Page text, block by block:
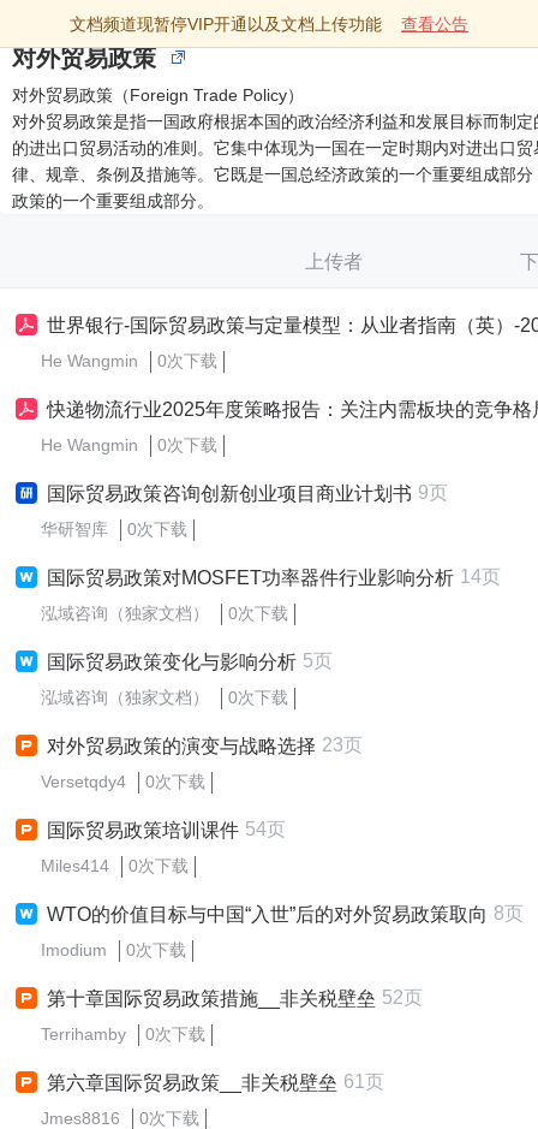
文档频道现暂停VIP开通以及文档上传功能 查看公告
对外贸易政策
对外贸易政策（Foreign Trade Policy）
对外贸易政策是指一国政府根据本国的政治经济利益和发展目标而制
的进出口贸易活动的准则。它集中体现为一国在一定时期内对进出口
律、规章、条例及措施等。它既是一国总经济政策的一个重要组成部
政策的一个重要组成部分。
上传者
世界银行-国际贸易政策与定量模型：从业者指南（英）-
He Wangmin 0次下载
快递物流行业2025年度策略报告：关注内需板块的竞争格局和成本优化，外需板块的国际贸易政策影响-241221-
He Wangmin 0次下载
国际贸易政策咨询创新创业项目商业计划书 9页
华研智库 0次下载
国际贸易政策对MOSFET功率器件行业影响分析 14页
泓域咨询（独家文档） 0次下载
国际贸易政策变化与影响分析 5页
泓域咨询（独家文档） 0次下载
对外贸易政策的演变与战略选择 23页
Versetqdy4 0次下载
国际贸易政策培训课件 54页
Miles414 0次下载
WTO的价值目标与中国“入世”后的对外贸易政策取向 8页
Imodium 0次下载
第十章国际贸易政策措施__非关税壁垒 52页
Terrihamby 0次下载
第六章国际贸易政策__非关税壁垒 61页
Jmes8816 0次下载